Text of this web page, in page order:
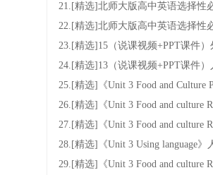
21.[精选]北师大版高中英语选择性
22.[精选]北师大版高中英语选择性
23.[精选]15（说课视频+PPT课件）
24.[精选]13（说课视频+PPT课件）
25.[精选]《Unit 3 Food and Culture
26.[精选]《Unit 3 Food and culture
27.[精选]《Unit 3 Food and culture
28.[精选]《Unit 3 Using language
29.[精选]《Unit 3 Food and culture